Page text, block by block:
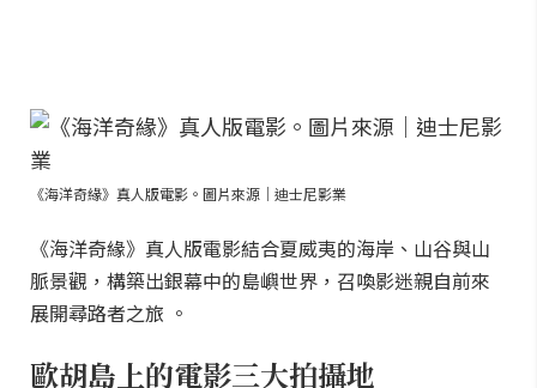
《海洋奇緣》真人版電影。圖片來源｜迪士尼影業
《海洋奇緣》真人版電影結合夏威夷的海岸、山谷與山
脈景觀，構築出銀幕中的島嶼世界，召喚影迷親自前來
展開尋路者之旅 。
歐胡島上的電影三大拍攝地